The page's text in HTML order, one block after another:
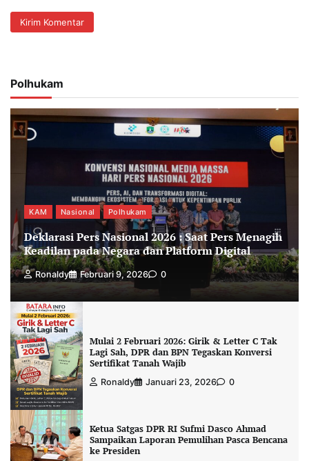
Polhukam
KAM Nasional Polhukam
Deklarasi Pers Nasional 2026 : Saat Pers Menagih
Keadilan pada Negara dan Platform Digital
Ronaldy Februari 9, 2026 0
Mulai 2 Februari 2026: Girik & Letter C Tak
Lagi Sah, DPR dan BPN Tegaskan Konversi
Sertifikat Tanah Wajib
Ronaldy Januari 23, 2026 0
Ketua Satgas DPR RI Sufmi Dasco Ahmad
Sampaikan Laporan Pemulihan Pasca Bencana
ke Presiden